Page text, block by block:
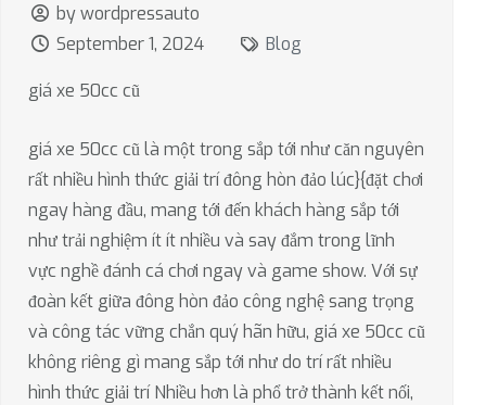
by wordpressauto
September 1, 2024
Blog
giá xe 50cc cũ
giá xe 50cc cũ là một trong sắp tới như căn nguyên
rất nhiều hình thức giải trí đông hòn đảo lúc}{đặt chơi
ngay hàng đầu, mang tới đến khách hàng sắp tới
như trải nghiệm ít ít nhiều và say đắm trong lĩnh
vực nghề đánh cá chơi ngay và game show. Với sự
đoàn kết giữa đông hòn đảo công nghệ sang trọng
và công tác vững chắn quý hãn hữu, giá xe 50cc cũ
không riêng gì mang sắp tới như do trí rất nhiều
hình thức giải trí Nhiều hơn là phổ trở thành kết nối,